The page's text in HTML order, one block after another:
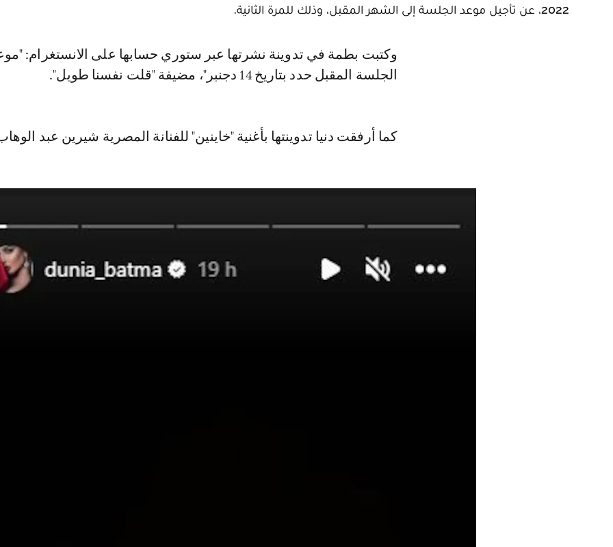
2022، عن تأجيل موعد الجلسة إلى الشهر المقبل، وذلك للمرة الثانية.
وكتبت بطمة في تدوينة نشرتها عبر ستوري حسابها على الانستغرام: "موعد
الجلسة المقبل حدد بتاريخ 14 دجنبر"، مضيفة "قلت نفسنا طويل".
كما أرفقت دنيا تدوينتها بأغنية "خاينين" للفنانة المصرية شيرين عبد